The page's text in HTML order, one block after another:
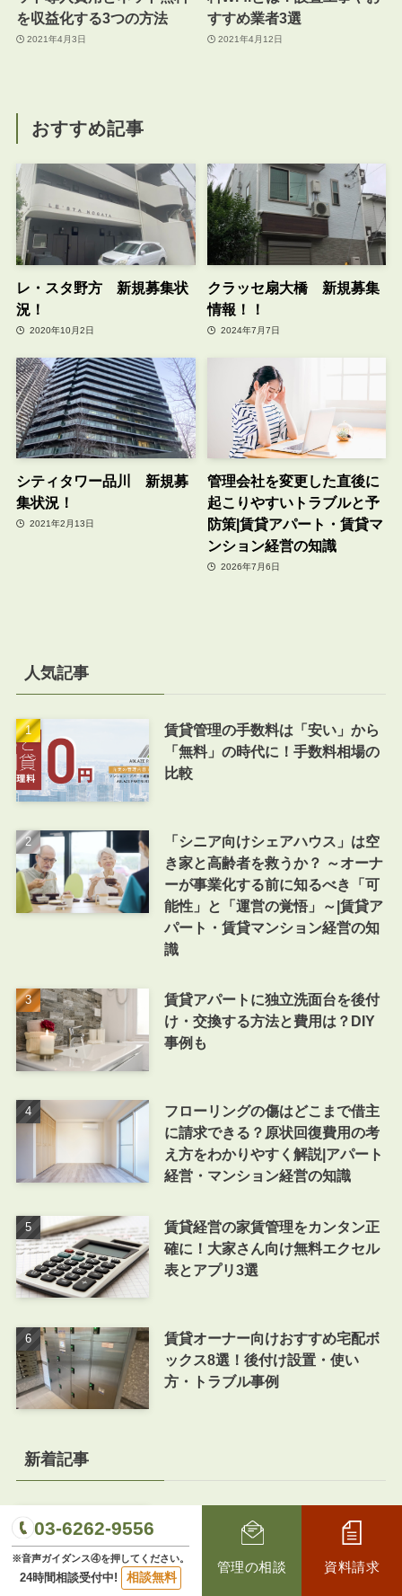
を収益化する3つの方法
2021年4月3日
すすめ業者3選
2021年4月12日
おすすめ記事
レ・スタ野方 新規募集状
況！
2020年10月2日
クラッセ扇大橋 新規募集
情報！！
2024年7月7日
シティタワー品川 新規募
集状況！
2021年2月13日
管理会社を変更した直後に
起こりやすいトラブルと予
防策|賃貸アパート・賃貸マ
ンション経営の知識
2026年7月6日
人気記事
賃貸管理の手数料は「安い」から
「無料」の時代に！手数料相場の
比較
「シニア向けシェアハウス」は空
き家と高齢者を救うか？ ～オーナ
ーが事業化する前に知るべき「可
能性」と「運営の覚悟」～|賃貸ア
パート・賃貸マンション経営の知
識
賃貸アパートに独立洗面台を後付
け・交換する方法と費用は？DIY
事例も
フローリングの傷はどこまで借主
に請求できる？原状回復費用の考
え方をわかりやすく解説|アパート
経営・マンション経営の知識
賃貸経営の家賃管理をカンタン正
確に！大家さん向け無料エクセル
表とアプリ3選
賃貸オーナー向けおすすめ宅配ボ
ックス8選！後付け設置・使い
方・トラブル事例
新着記事
考えたい『売る・持つ』の判断基
準」|賃貸アパート・賃貸マンショ
ン経営の知識
03-6262-9556
※音声ガイダンス④を押してください。
24時間相談受付中! 相談無料
管理の相談 資料請求